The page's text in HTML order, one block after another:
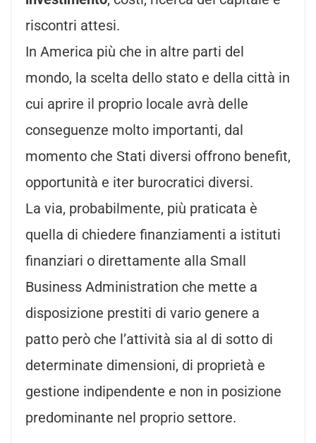
riscontri attesi.
In America più che in altre parti del
mondo, la scelta dello stato e della città in
cui aprire il proprio locale avrà delle
conseguenze molto importanti, dal
momento che Stati diversi offrono benefit,
opportunità e iter burocratici diversi.
La via, probabilmente, più praticata è
quella di chiedere finanziamenti a istituti
finanziari o direttamente alla Small
Business Administration che mette a
disposizione prestiti di vario genere a
patto però che l’attività sia al di sotto di
determinate dimensioni, di proprietà e
gestione indipendente e non in posizione
predominante nel proprio settore.